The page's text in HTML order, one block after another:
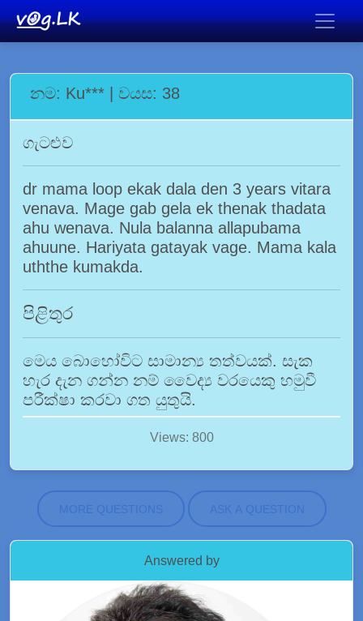
නම: Ku*** | වයස: 38
ගැටළුව
dr mama loop ekak dala den 3 years vitara
venava. Mage gab gela ek thenak thadata
ahu wenava. Nula balanna allapubama
ahuune. Hariyata gatayak vage. Mama kala
uththe kumakda.
පිළිතුර
මෙය බොහෝවිට සාමාන්‍ය තත්වයක්. සැක
හැර දැන ගන්න නම් වෛද්‍ය වරයෙකු හමුවී
පරීක්ෂා කරවා ගත යුතුයි.
Views: 800
MORE QUESTIONS ASK A QUESTION
Answered by